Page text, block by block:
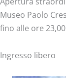
Museo Paolo
fino alle ore 23,00
Ingresso libero